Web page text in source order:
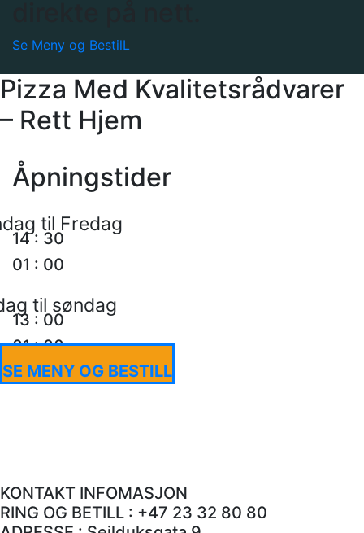
Se Meny og BestilL
Pizza Med Kvalitetsrådvarer
– Rett Hjem
Åpningstider
til Fredag
14: 30
01 : 00
til søndag
13 : 00
01: 00
SE MENY OG BESTILL
KONTAKT INFOMASJON
RING OG BETILL : +47 23 32 80 80